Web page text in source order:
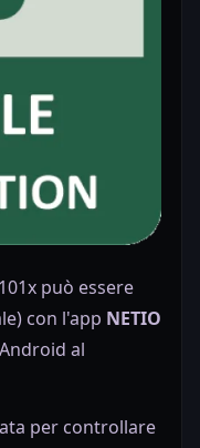
può essere
con l'app NETIO
al
per controllare